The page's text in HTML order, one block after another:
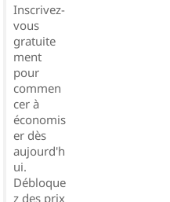
Inscrivez-
vous
gratuite
ment
pour
commen
cer à
économis
er dès
aujourd'h
ui.
Débloque
z des prix